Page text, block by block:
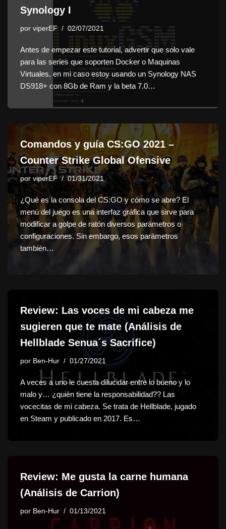
Synology I
por viperEF 02/07/2021
Antes de empezar este tutorial, advertir que solo vale
para las series que soporten Docker o Maquinas
Virtuales, en mi caso estoy usando un Synology NAS
DS918+ con 8Gb de Ram y la beta 7.0…
Comandos y guía CS:GO 2021 –
Counter Strike Global Ofensive
por viperEF 01/31/2021
¿Qué es la consola del CS:GO y cómo se abre? El
menú del juego es una interfaz gráfica que sirve para
modificar a golpe de ratón diversos parámetros o
configuraciones. Sin embargo, esos parámetros
también…
Review: Las voces de mi cabeza me
sugieren que te mate (Análisis de
Hellblade Senua´s Sacrifice)
por Ben-Hur 01/27/2021
A veces a uno le cuesta dilucidar entre lo bueno y lo
malo y… ¿quién tiene la responsabilidad?? Las
vocecitas de mi cabeza. Se trata de Hellblade, jugado
en Steam y publicado en 2017. Es…
Review: Me gusta la carne humana
(Análisis de Carrion)
por Ben-Hur 01/13/2021